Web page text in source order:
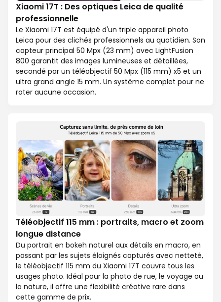
Xiaomi 17T : Des optiques Leica de qualité
professionnelle
Le Xiaomi 17T est équipé d'un triple appareil photo
Leica pour des clichés professionnels au quotidien. Son
capteur principal 50 Mpx (23 mm) avec LightFusion
800 garantit des images lumineuses et détaillées,
secondé par un téléobjectif 50 Mpx (115 mm) x5 et un
ultra grand angle 15 mm. Un système complet pour ne
rater aucune occasion.
Téléobjectif 115 mm : portraits, macro et zoom
longue distance
Du portrait en bokeh naturel aux détails en macro, en
passant par les sujets éloignés capturés avec netteté,
le téléobjectif 115 mm du Xiaomi 17T couvre tous les
usages photo. Idéal pour la photo de rue, le voyage ou
la nature, il offre une flexibilité créative rare dans
cette gamme de prix.